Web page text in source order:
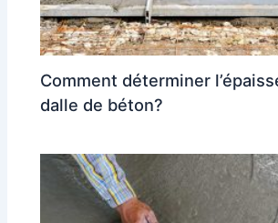
Comment déterminer
dalle de béton?